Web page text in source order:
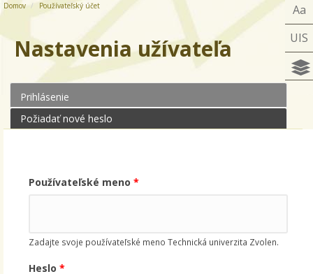
Aa
UIS
Domov Používateľský účet
Nastavenia užívateľa
Primárne karty
Prihlásenie
Požiadať nové heslo
Používateľské meno *
Zadajte svoje používateľské meno Technická univerzita Zvolen.
Heslo *